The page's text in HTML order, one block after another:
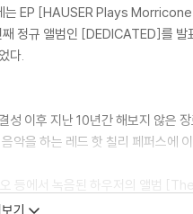
EP [HAUSER Plays
정규 앨범인 [DEDICATED]를
다.
이후 지난 10년간 해보지 않은
을 하는 레드 핫 칠리 페퍼스에
등에서 녹음된 하우저의 앨범
인 인기를 끈 라틴 팝이 총 12곡
기